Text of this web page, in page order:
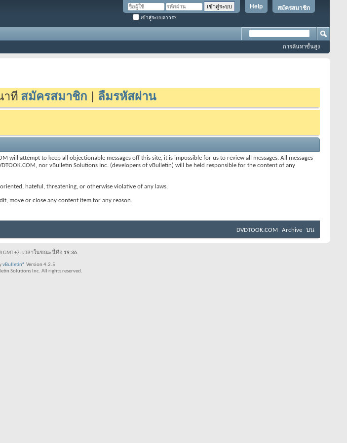
สมัครสมาชิก
Help
เข้าสู่ระบบถาวร?
การค้นหาขั้นสูง
าที สมัครสมาชิก ลืมรหัสผ่าน
attempt to keep all objectionable messages off this site, it is impossible for us to review all messages. All messages
nor vBulletin Solutions Inc. (developers of vBulletin) will be held responsible for the content of any
hateful, threatening, or otherwise violative of any laws.
move or close any content item for any reason.
DVDTOOK.COM Archive บน
GMT +7. เวลาในขณะนี้คือ 19:36.
vBulletin® Version 4.2.5
Solutions Inc. All rights reserved.